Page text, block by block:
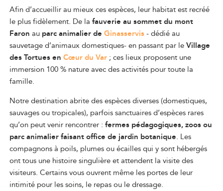
Afin d’accueillir au mieux ces espèces, leur habitat est recréé
le plus fidèlement. De la fauverie au sommet du mont
Faron au parc animalier de Ginasservis- dédié au
sauvetage d’animaux domestiques- en passant par leVillage
des Tortues en Cœur du Var; ces lieux proposent une
immersion 100 % nature avec des activités pour toute la
famille.
Notre destination abrite des espèces diverses (domestiques,
sauvages ou tropicales), parfois sanctuaires d’espèces rares
qu’on peut venir rencontrer : fermes pédagogiques, zoos ou
parc animalier faisant office de jardin botanique. Les
compagnons à poils, plumes ou écailles qui y sont hébergés
ont tous une histoire singulière et attendent la visite des
visiteurs. Certains vous ouvrent même les portes de leur
intimité pour les soins, le repas ou le dressage.